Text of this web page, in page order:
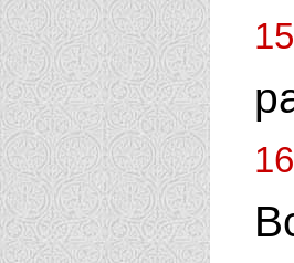
15
16